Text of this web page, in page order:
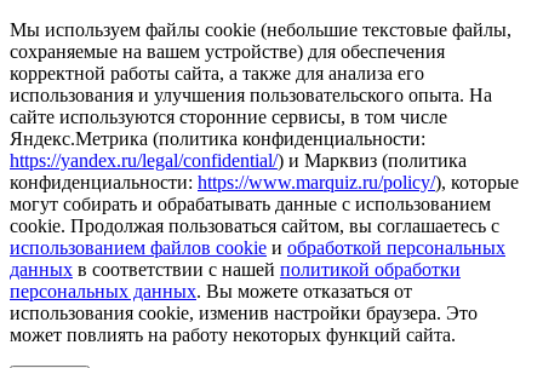
Мы используем файлы cookie (небольшие текстовые файлы,
сохраняемые на вашем устройстве) для обеспечения
корректной работы сайта, а также для анализа его
использования и улучшения пользовательского опыта. На
сайте используются сторонние сервисы, в том числе
Яндекс.Метрика (политика конфиденциальности:
https://yandex.ru/legal/confidential/) и Марквиз (политика
конфиденциальности: https://www.marquiz.ru/policy/), которые
могут собирать и обрабатывать данные с использованием
cookie. Продолжая пользоваться сайтом, вы соглашаетесь с
использованием файлов cookie и обработкой персональных
данных в соответствии с нашей политикой обработки
персональных данных. Вы можете отказаться от
использования cookie, изменив настройки браузера. Это
может повлиять на работу некоторых функций сайта.